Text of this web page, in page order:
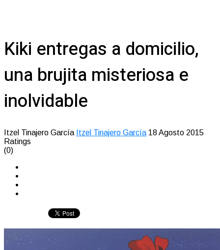
Kiki entregas a domicilio,
una brujita misteriosa e
inolvidable
Itzel Tinajero García Itzel Tinajero García 18 Agosto 2015
Ratings
(0)